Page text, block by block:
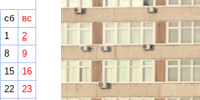
сб
вс
1
2
8
9
15
16
22
23